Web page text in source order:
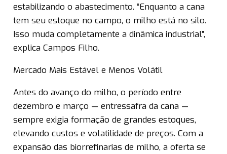
estabilizando o abastecimento. “Enquanto a cana
tem seu estoque no campo, o milho está no silo.
Isso muda completamente a dinâmica industrial”,
explica Campos Filho.
Mercado Mais Estável e Menos Volátil
Antes do avanço do milho, o período entre
dezembro e março — entressafra da cana —
sempre exigia formação de grandes estoques,
elevando custos e volatilidade de preços. Com a
expansão das biorrefinarias de milho, a oferta se